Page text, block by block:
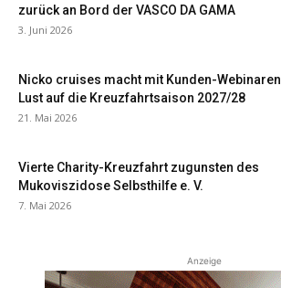
zurück an Bord der VASCO DA GAMA
3. Juni 2026
Nicko cruises macht mit Kunden-Webinaren
Lust auf die Kreuzfahrtsaison 2027/28
21. Mai 2026
Vierte Charity-Kreuzfahrt zugunsten des
Mukoviszidose Selbsthilfe e. V.
7. Mai 2026
Anzeige